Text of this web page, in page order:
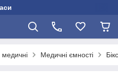
медичні Медичні ємності